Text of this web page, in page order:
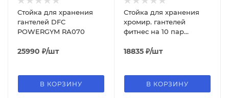
Стойка для хранения
гантелей DFC
POWERGYM RA070
25990 ₽/шт
В КОРЗИНУ
Стойка для хранения
хромир. гантелей
фитнес на 10 пар
18835 ₽/шт
В КОРЗИНУ